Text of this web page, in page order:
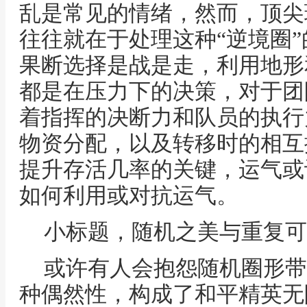
乱是常见的情绪，然而，顶
往往就在于处理这种“逆境圈
果断选择是战是走，利用地
都是在压力下的决策，对于
着指挥的决断力和队员的执
物资分配，以及转移时的相
提升存活几率的关键，运气
如何利用或对抗运气。
小标题，随机之美与重复
或许有人会抱怨随机圈形
种偶然性，构成了和平精英